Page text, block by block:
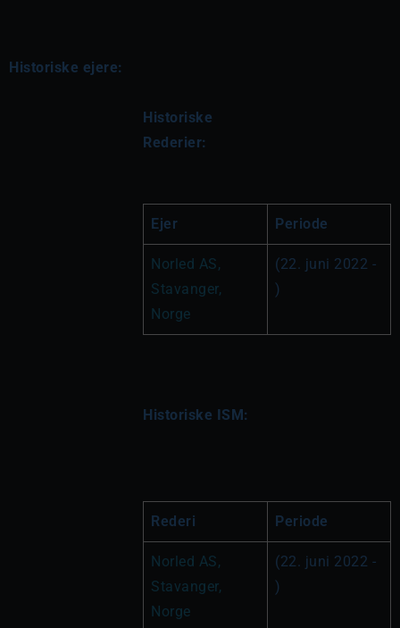
Historiske ejere:
Historiske
Rederier:
Ejer Periode
Norled AS,
Stavanger,
Norge
(22. juni 2022 -
)
Historiske ISM:
Rederi Periode
Norled AS,
Stavanger,
Norge
(22. juni 2022 -
)